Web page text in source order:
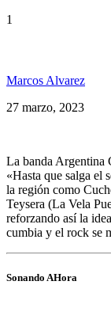
1
Marcos Alvarez
27 marzo, 2023
La banda Argentina
«Hasta que salga el
la región como
Teysera (La Vela
reforzando así la
cumbia y el rock se
Sonando AHora